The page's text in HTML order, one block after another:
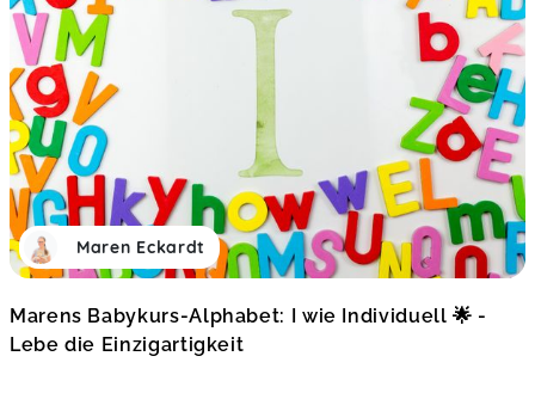
Maren Eckardt
Marens Babykurs-Alphabet: I wie Individuell 🌟 -
Lebe die Einzigartigkeit